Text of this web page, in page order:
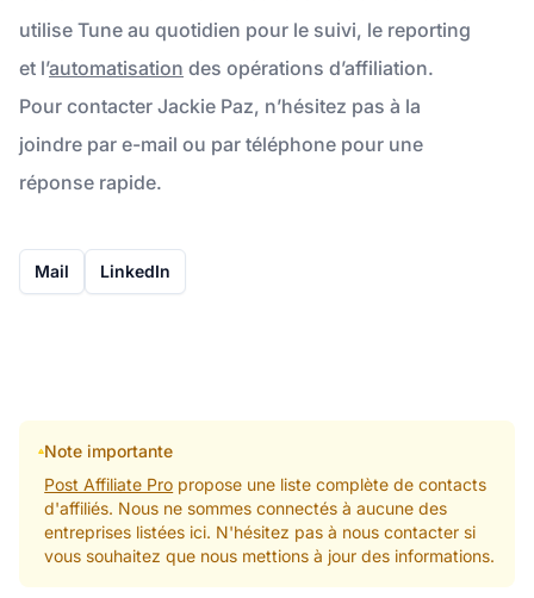
utilise Tune au quotidien pour le suivi, le reporting
et l’automatisation des opérations d’affiliation.
Pour contacter Jackie Paz, n’hésitez pas à la
joindre par e-mail ou par téléphone pour une
réponse rapide.
Mail LinkedIn
Note importante
Post Affiliate Pro propose une liste complète de contacts
d'affiliés. Nous ne sommes connectés à aucune des
entreprises listées ici. N'hésitez pas à nous contacter si
vous souhaitez que nous mettions à jour des informations.